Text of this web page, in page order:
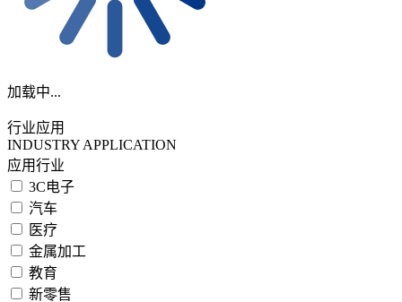
加载中...
行业应用
INDUSTRY APPLICATION
应用行业
3C电子
汽车
医疗
金属加工
教育
新零售